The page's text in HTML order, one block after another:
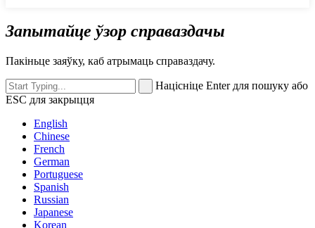
Запытайце ўзор справаздачы
Пакіньце заяўку, каб атрымаць справаздачу.
Націсніце Enter для пошуку або
ESC для закрыцця
English
Chinese
French
German
Portuguese
Spanish
Russian
Japanese
Korean